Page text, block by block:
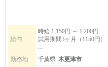
何かわからないことがあれば
TEL：0438-38-5885
一人ひとりが持つ可能性を広
居場所作りを目指しています。
小さな成功体験を積み重ねる
守りませんか？
給与
時給 1,150円 ～ 1,200円
試用期間3ヶ月（1150円）
勤務地
千葉県 木更津市